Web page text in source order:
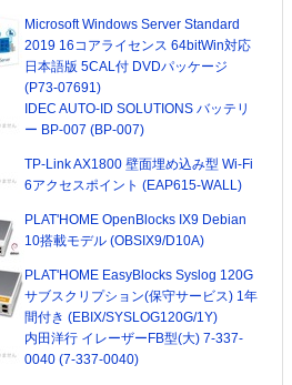
Microsoft Windows Server Standard
2019 16コアライセンス 64bitWin対応
日本語版 5CAL付 DVDパッケージ
(P73-07691)
IDEC AUTO-ID SOLUTIONS バッテリ
ー BP-007 (BP-007)
TP-Link AX1800 壁面埋め込み型 Wi-Fi
6アクセスポイント (EAP615-WALL)
PLAT'HOME OpenBlocks IX9 Debian
10搭載モデル (OBSIX9/D10A)
PLAT'HOME EasyBlocks Syslog 120G
サブスクリプション(保守サービス) 1年
間付き (EBIX/SYSLOG120G/1Y)
内田洋行 イレーザーFB型(大) 7-337-
0040 (7-337-0040)